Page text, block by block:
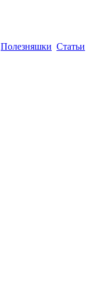
Полезняшки Статьи